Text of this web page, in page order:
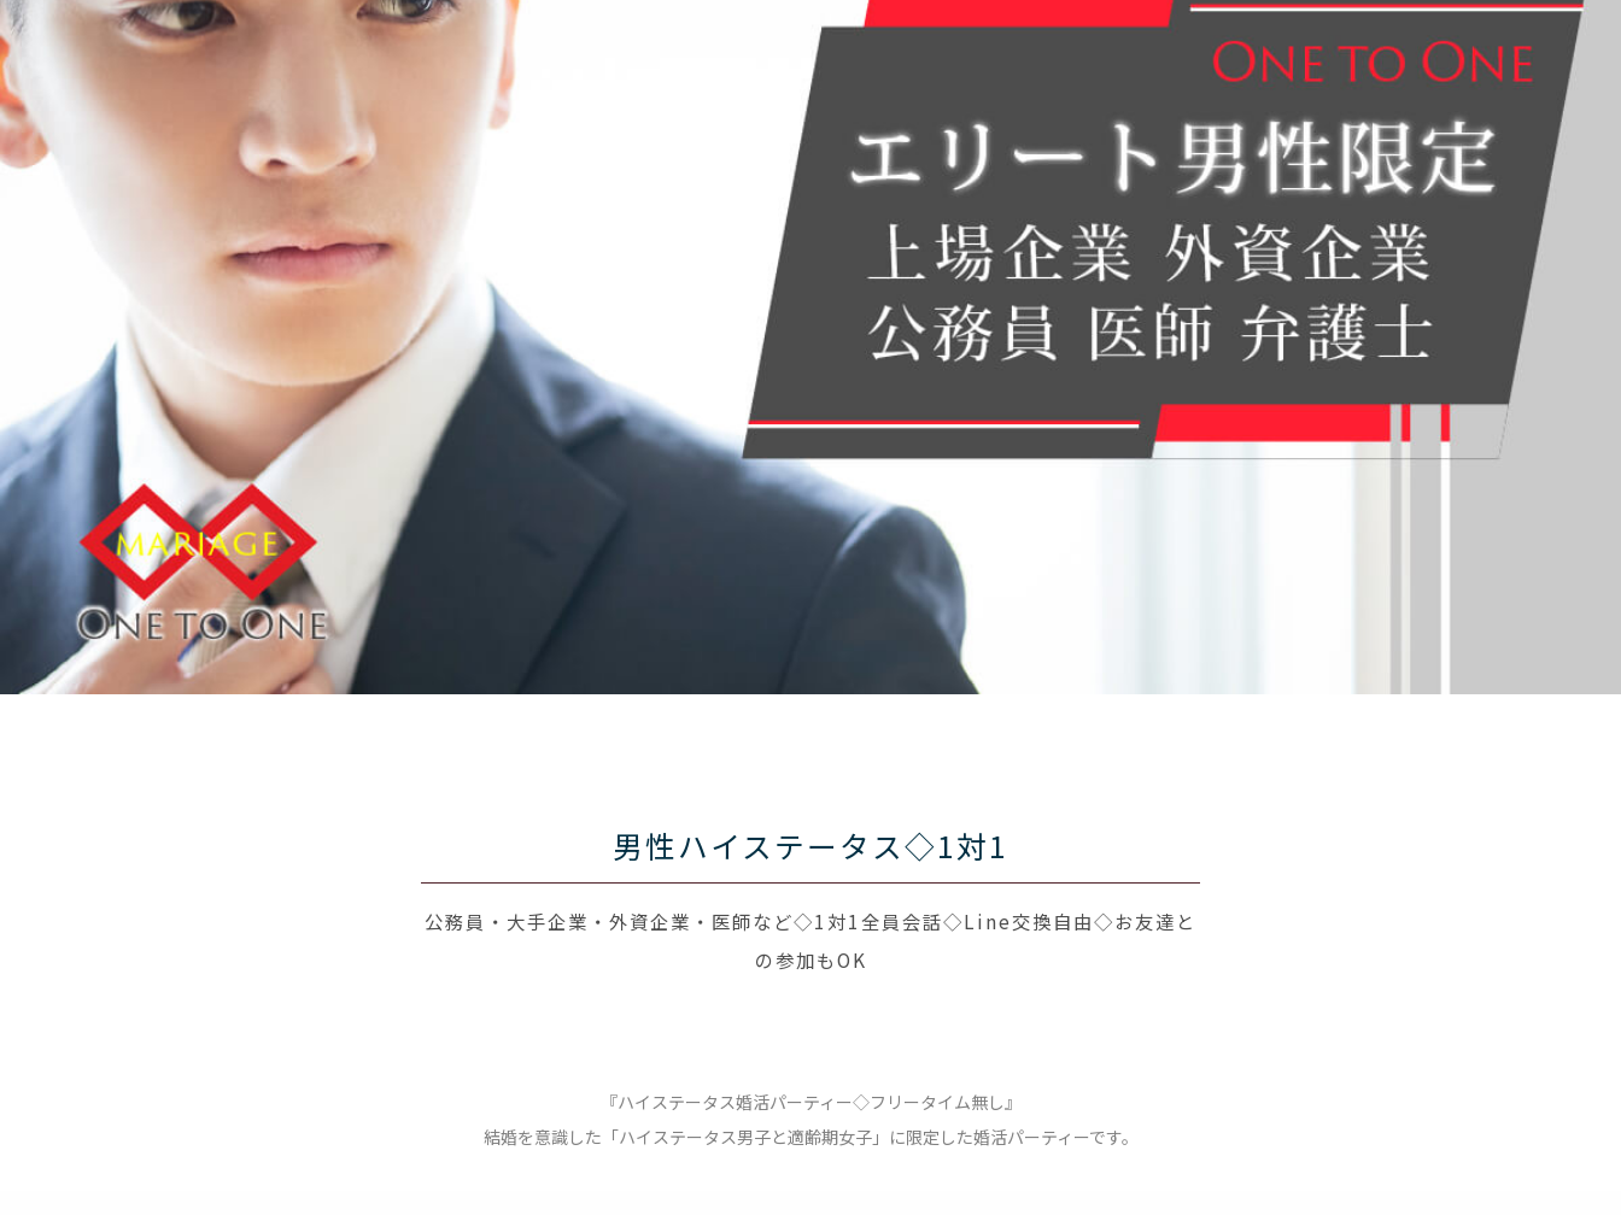
男性ハイステータス◇1対1
公務員・大手企業・外資企業・医師など◇1対1全員会話◇Line交換自由◇お友達と
の参加もOK
『ハイステータス婚活パーティー◇フリータイム無し』
結婚を意識した「ハイステータス男子と適齢期女子」に限定した婚活パーティーです。